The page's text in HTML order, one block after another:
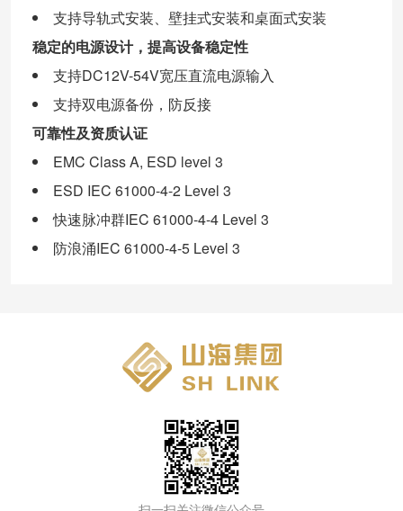
支持导轨式安装、壁挂式安装和桌面式安装
稳定的电源设计，提高设备稳定性
支持DC12V-54V宽压直流电源输入
支持双电源备份，防反接
可靠性及资质认证
EMC Class A, ESD level 3
ESD IEC 61000-4-2 Level 3
快速脉冲群IEC 61000-4-4 Level 3
防浪涌IEC 61000-4-5 Level 3